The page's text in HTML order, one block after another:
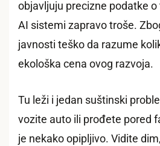
objavljuju precizne podatke
AI sistemi zapravo troše.
javnosti teško da razume
ekološka cena ovog razvoja.
Tu leži i jedan suštinski
vozite auto ili prođete pored
je nekako opipljivo. Vidite